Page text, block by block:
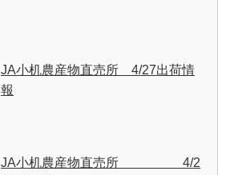
JA小机農産物直売所 4/27出荷情
報
JA小机農産物直売所 4/2